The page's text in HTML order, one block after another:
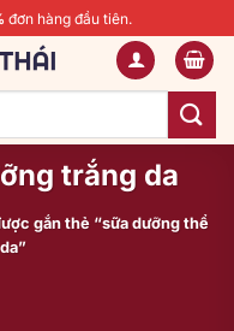
đơn hàng đầu tiên.
trắng da
gắn thẻ “sữa dưỡng thể